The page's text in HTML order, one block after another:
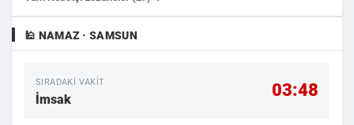
🕌 NAMAZ · SAMSUN
SIRADAKI VAKIT
İmsak 03:48